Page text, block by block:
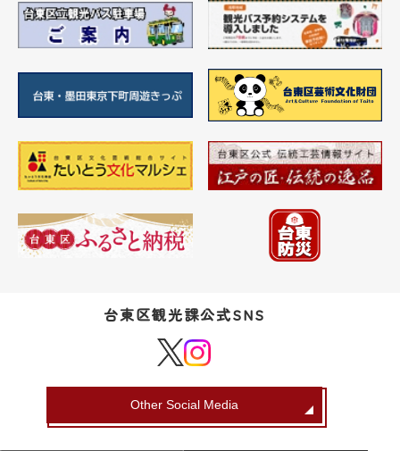
台東区観光課公式SNS
Other Social Media